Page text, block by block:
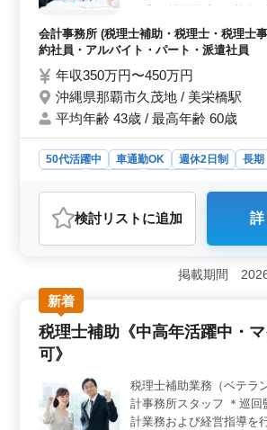
・経営アドバイス ・
者歓迎 ◯税理士試験科目
企業です。是非ご応募下さ
会計事務所 (税理士補助・税理士・税理士
約社員・アルバイト・パート・派遣社員
年収350万円〜450万円
沖縄県那覇市久茂地 / 美栄橋駅
平均年齢 43歳 / 最高年齢 60歳
50代活躍中 車通勤OK 週休2日制 長期
おすすめポイント
＜経験者歓迎の理由＞ 税理士補助業
中です。企業は地域密着型で、コンサ
験者を優遇します。経験豊富な50代以上
ニア世代に焦点を当て、その多彩な経験
い挑戦ができる環境が整っています
リアチャンス＞ 税理士資格を持つ方や
を歓迎します。経営アドバイスや
貢献する姿勢が強く、そこでのキャリア
す。 ＜働きやすい環境＞ 美栄橋駅
です。駐車場も無料で提供され、通勤
検討リスト に追加 詳
掲載期間
新着
税理士補助《中高年活躍中・
可》
税理士補助業務（ベテラ
計事務所スタッフ ＊巡回
計業務および経営指導を